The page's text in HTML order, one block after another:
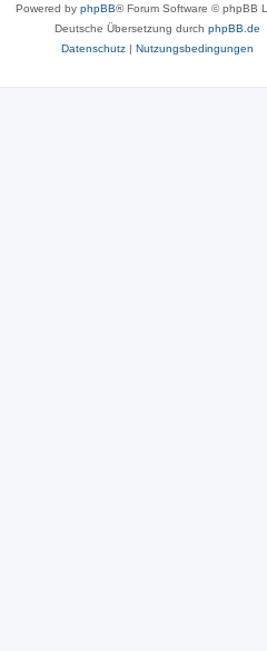
Powered by phpBB® Forum Software © phpBB
Deutsche Übersetzung durch phpBB.de
Datenschutz| Nutzungsbedingungen